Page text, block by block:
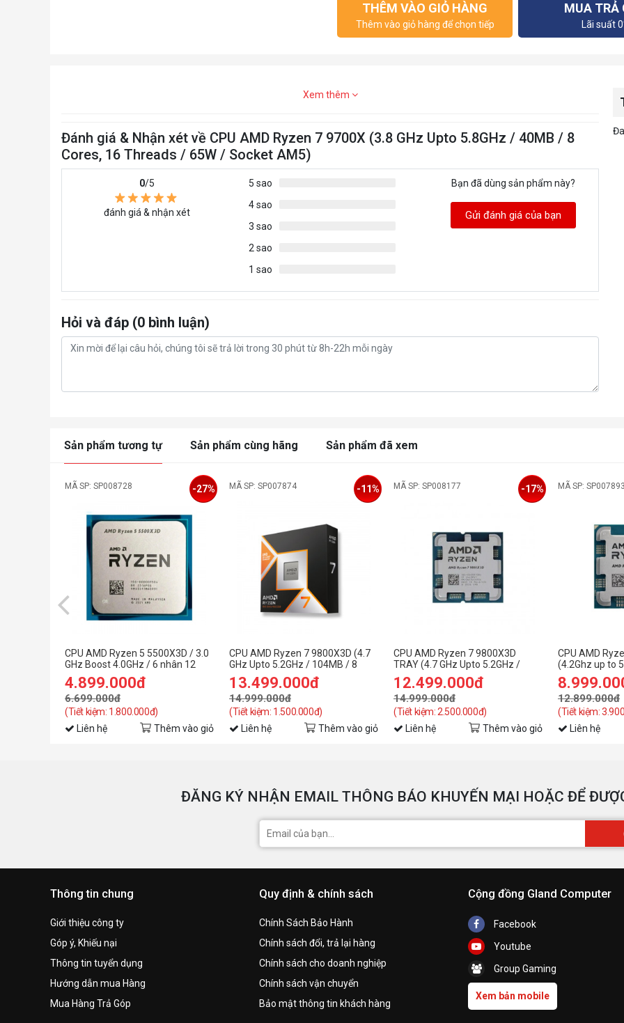
THÊM VÀO GIỎ HÀNG
Thêm vào giỏ hàng để chọn tiếp
MUA TRẢ
Lãi suất
Xem thêm
Đánh giá & Nhận xét về CPU AMD Ryzen 7 9700X (3.8 GHz Upto 5.8GHz / 40MB / 8
Cores, 16 Threads / 65W / Socket AM5)
0/5
đánh giá & nhận xét
5 sao
4 sao
3 sao
2 sao
1 sao
Bạn đã dùng sản phẩm này?
Gửi đánh giá của bạn
Hỏi và đáp (0 bình luận)
Sản phẩm tương tự Sản phẩm cùng hãng Sản phẩm đã xem
MÃ SP: SP008728
CPU AMD Ryzen 5 5500X3D / 3.0
GHz Boost 4.0GHz / 6 nhân 12
luồng / 96MB / AM4
4.899.000đ
6.699.000đ
(Tiết kiệm: 1.800.000đ)
-27%
Liên hệ Thêm vào giỏ
MÃ SP: SP007874
CPU AMD Ryzen 7 9800X3D (4.7
GHz Upto 5.2GHz / 104MB / 8
Cores, 16 Threads / 105W /
Socket AM5)
13.499.000đ
14.999.000đ
(Tiết kiệm: 1.500.000đ)
-11%
Liên hệ Thêm vào giỏ
MÃ SP: SP008177
CPU AMD Ryzen 7 9800X3D
TRAY (4.7 GHz Upto 5.2GHz /
104MB / 8 Cores, 16 Threads /
105W / Socket AM5)
12.499.000đ
14.999.000đ
(Tiết kiệm: 2.500.000đ)
-17%
Liên hệ Thêm vào giỏ
MÃ SP: SP007893
CPU AMD
(4.2Ghz up to
cores 16
AM5) - TRAY
12.899.000đ
(Tiết kiệm:
Liên hệ
ĐĂNG KÝ NHẬN EMAIL THÔNG BÁO KHUYẾN MẠI HOẶC ĐỂ
Thông tin chung
Giới thiệu công ty
Góp ý, Khiếu nại
Thông tin tuyển dụng
Hướng dẫn mua Hàng
Mua Hàng Trả Góp
Quy định & chính sách
Chính Sách Bảo Hành
Chính sách đổi, trả lại hàng
Chính sách cho doanh nghiệp
Chính sách vận chuyển
Bảo mật thông tin khách hàng
Cộng đồng Gland Computer
Facebook
Youtube
Group Gaming
Xem bản mobile